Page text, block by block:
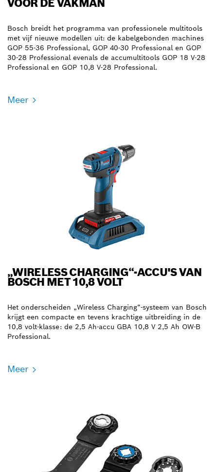
VOOR DE VAKMAN
Bosch breidt het programma van professionele multitools
met vijf nieuwe modellen uit: de kabelgebonden machines
GOP 55-36 Professional, GOP 40-30 Professional en GOP
30-28 Professional evenals de accumultitools GOP 18 V-28
Professional en GOP 10,8 V-28 Professional.
Meer
„WIRELESS CHARGING“-ACCU'S VAN
BOSCH MET 10,8 VOLT
Het onderscheiden „Wireless Charging“-systeem van Bosch
krijgt een compacte en tevens krachtige uitbreiding in de
10,8 volt-klasse: de 2,5 Ah-accu GBA 10,8 V 2,5 Ah OW-B
Professional.
Meer